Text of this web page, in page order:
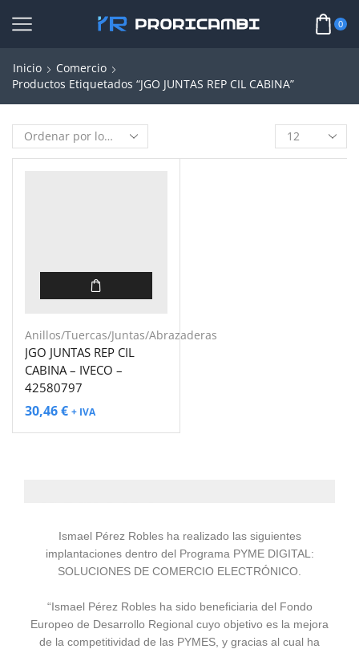
0
Inicio
Comercio
Productos Etiquetados “JGO JUNTAS REP CIL CABINA”
Anillos/Tuercas/Juntas/Abrazaderas
JGO JUNTAS REP CIL
CABINA – IVECO –
42580797
30,46€ + IVA
Ismael Pérez Robles ha realizado las siguientes
implantaciones dentro del Programa PYME DIGITAL:
SOLUCIONES DE COMERCIO ELECTRÓNICO.
“Ismael Pérez Robles ha sido beneficiaria del Fondo
Europeo de Desarrollo Regional cuyo objetivo es la mejora
de la competitividad de las PYMES, y gracias al cual ha